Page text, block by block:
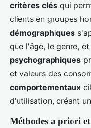
critères clés qui
clients en groupes
démographiques
que l'âge, le genre,
psychographiques
et valeurs des
comportementaux
d'utilisation, créant
Méthodes a priori